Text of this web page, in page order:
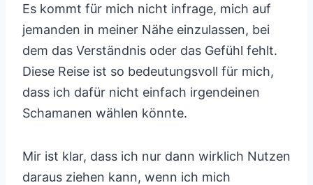
Es kommt für mich nicht infrage, mich auf
jemanden in meiner Nähe einzulassen, bei
dem das Verständnis oder das Gefühl fehlt.
Diese Reise ist so bedeutungsvoll für mich,
dass ich dafür nicht einfach irgendeinen
Schamanen wählen könnte.
Mir ist klar, dass ich nur dann wirklich Nutzen
daraus ziehen kann, wenn ich mich